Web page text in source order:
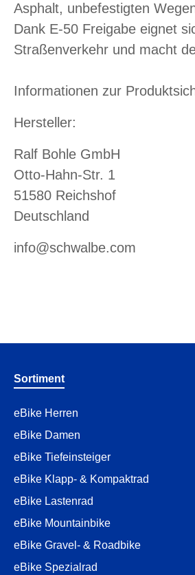
Asphalt, unbefestigten
Dank E-50 Freigabe eignet
Straßenverkehr und macht
Informationen zur
Hersteller:
Ralf Bohle GmbH
Otto-Hahn-Str. 1
51580 Reichshof
Deutschland
info@schwalbe.com
Sortiment
eBike Herren
eBike Damen
eBike Tiefeinsteiger
eBike Klapp- & Kompaktrad
eBike Lastenrad
eBike Mountainbike
eBike Gravel- & Roadbike
eBike Spezialrad